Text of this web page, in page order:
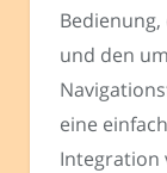
und den
eine
Integration